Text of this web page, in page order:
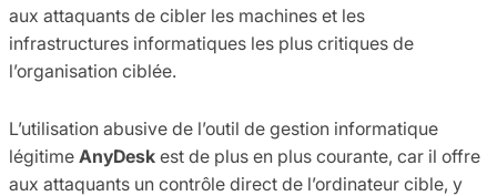
aux attaquants de cibler les machines et les
infrastructures informatiques les plus critiques de
l’organisation ciblée.
L’utilisation abusive de l’outil de gestion informatique
légitime AnyDesk est de plus en plus courante, car il offre
aux attaquants un contrôle direct de l’ordinateur cible, y